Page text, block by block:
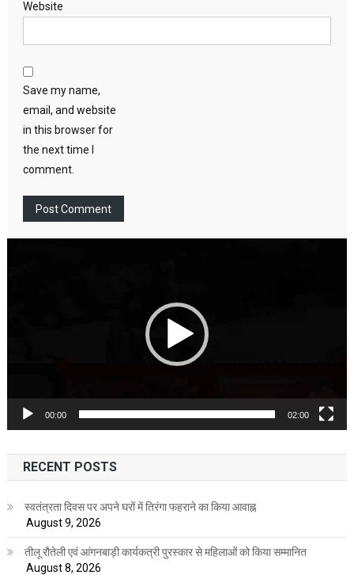
Website
Save my name,
email, and website
in this browser for
the next time I
comment.
00:00 02:00
RECENT POSTS
स्वतंत्रता दिवस पर अपने घरों में तिरंगा फहराने का किया आवाह्न
August 9, 2026
तीलू रौतेली एवं आंगनबाड़ी कार्यकत्री पुरस्कार से महिलाओं को किया सम्मानित
August 8, 2026